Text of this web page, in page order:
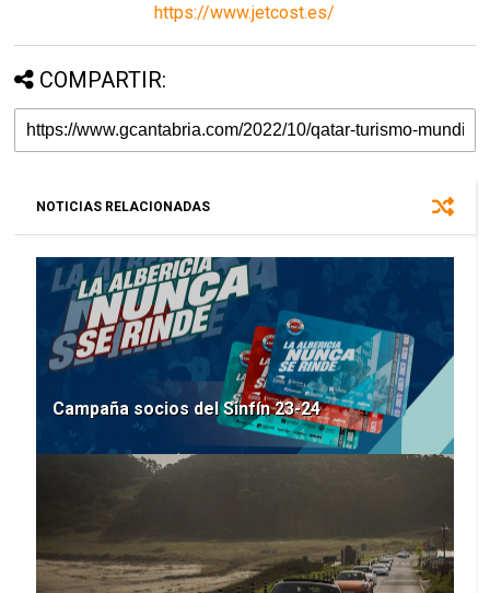
https://www.jetcost.es/
COMPARTIR:
NOTICIAS RELACIONADAS
Campaña socios del Sinfín 23-24